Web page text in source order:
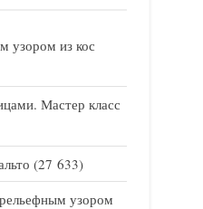
узором из кос
Мастер класс
(27 633)
узором